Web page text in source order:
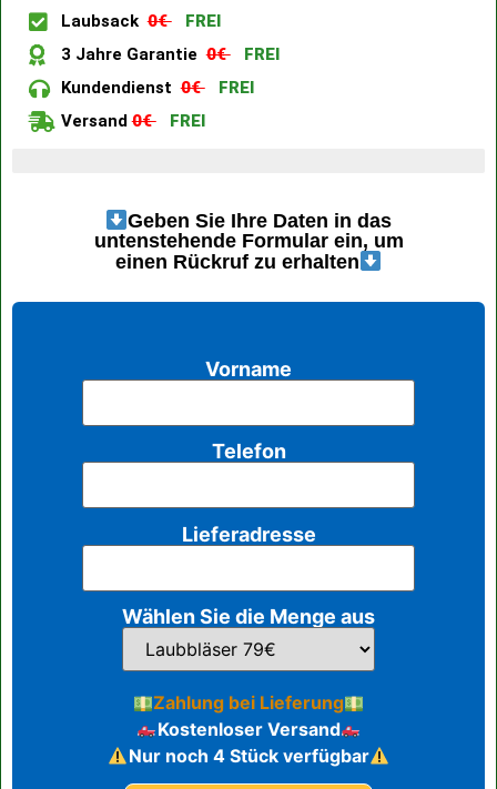
Laubsack0€
FREI
3 Jahre Garantie0€
FREI
Kundendienst0€
FREI
Versand0€ FREI
Geben Sie Ihre Daten in das
untenstehende Formular ein, um
einen Rückruf zu erhalten
Vorname
Telefon
Lieferadresse
Wählen Sie die Menge aus
Zahlung bei Lieferung
Kostenloser Versand
Nur noch 4 Stück verfügbar